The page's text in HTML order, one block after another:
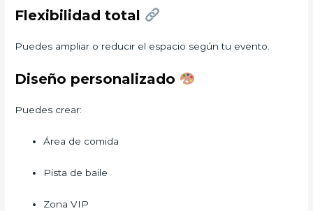
Flexibilidad total
Puedes ampliar o reducir el espacio según tu evento.
Diseño personalizado
Puedes crear:
Área de comida
Pista de baile
Zona VIP